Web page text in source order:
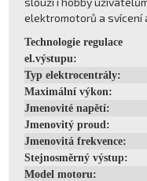
elektromotorů a svícení
Technologie regulace
el.výstupu:
Typ elektrocentrály:
Maximální výkon:
Jmenovité napětí:
Jmenovitý proud:
Jmenovitá frekvence:
Stejnosměrný výstup:
Model motoru: